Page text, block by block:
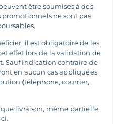
être soumises à des
promotionnels ne sont pas
il est obligatoire de les
effet lors de la validation de
Sauf indication contraire de
en aucun cas appliquées
(téléphone, courrier,
livraison, même partielle,